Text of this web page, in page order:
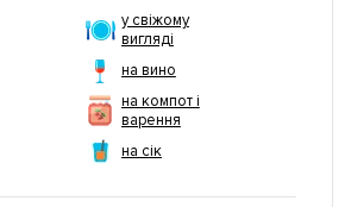
у свіжому
вигляді
на вино
на компот і
варення
на сік